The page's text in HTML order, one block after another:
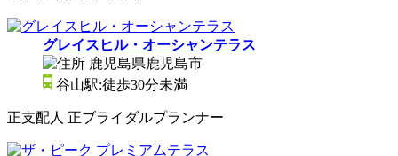
グレイスヒル・オーシャンテラス
鹿児島県鹿児島市
谷山駅:徒歩30分未満
正支配人 正ブライダルプランナー